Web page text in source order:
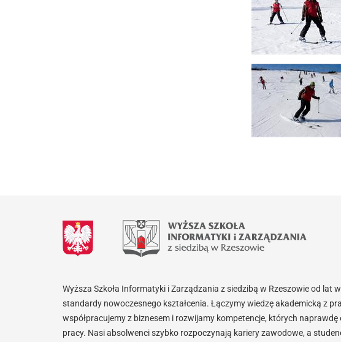
Wyższa Szkoła Informatyki i Zarządzania z siedzibą w Rzeszowie od lat
standardy nowoczesnego kształcenia. Łączymy wiedzę akademicką z
współpracujemy z biznesem i rozwijamy kompetencje, których naprawdę
pracy. Nasi absolwenci szybko rozpoczynają kariery zawodowe, a